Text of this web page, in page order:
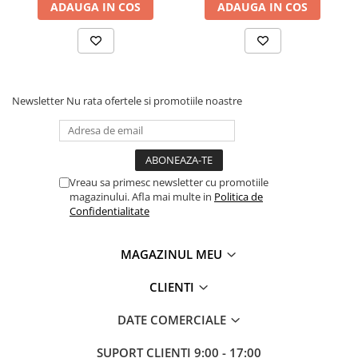
ADAUGA IN COS ADAUGA IN COS
Newsletter Nu rata ofertele si promotiile noastre
Vreau sa primesc newsletter cu promotiile
magazinului. Afla mai multe in Politica de
Confidentialitate
MAGAZINUL MEU
CLIENTI
DATE COMERCIALE
SUPORT CLIENTI 9:00 - 17:00